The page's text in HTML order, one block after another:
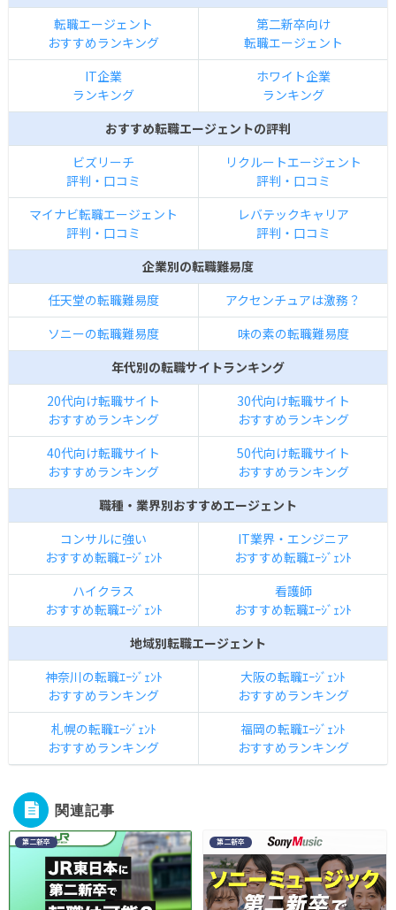
転職エージェント
おすすめランキング
第二新卒向け
転職エージェント
IT企業
ランキング
ホワイト企業
ランキング
おすすめ転職エージェントの評判
ビズリーチ
評判・口コミ
リクルートエージェント
評判・口コミ
マイナビ転職エージェント
評判・口コミ
レバテックキャリア
評判・口コミ
企業別の転職難易度
任天堂の転職難易度
アクセンチュアは激務？
ソニーの転職難易度
味の素の転職難易度
年代別の転職サイトランキング
20代向け転職サイト
おすすめランキング
30代向け転職サイト
おすすめランキング
40代向け転職サイト
おすすめランキング
50代向け転職サイト
おすすめランキング
職種・業界別おすすめエージェント
コンサルに強い
おすすめ転職ｴｰｼﾞｪﾝﾄ
IT業界・エンジニア
おすすめ転職ｴｰｼﾞｪﾝﾄ
ハイクラス
おすすめ転職ｴｰｼﾞｪﾝﾄ
看護師
おすすめ転職ｴｰｼﾞｪﾝﾄ
地域別転職エージェント
神奈川の転職ｴｰｼﾞｪﾝﾄ
おすすめランキング
大阪の転職ｴｰｼﾞｪﾝﾄ
おすすめランキング
札幌の転職ｴｰｼﾞｪﾝﾄ
おすすめランキング
福岡の転職ｴｰｼﾞｪﾝﾄ
おすすめランキング
関連記事
第二新卒 第二新卒